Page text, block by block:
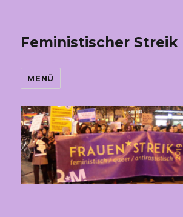
Feministischer Streik
MENÜ